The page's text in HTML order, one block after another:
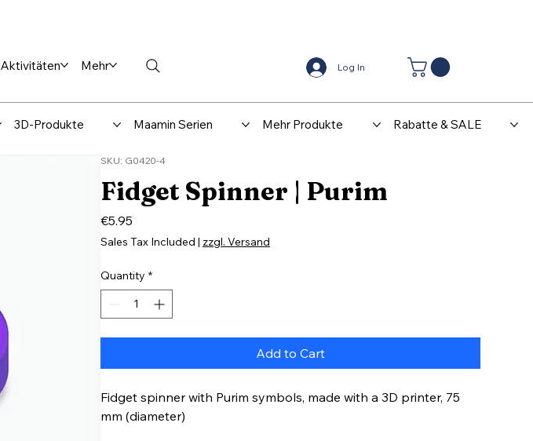
Aktivitäten Mehr Log In
3D-Produkte Maamin Serien Mehr Produkte Rabatte & SALE
SKU: G0420-4
Fidget Spinner | Purim
€5.95Price
Sales Tax Included | zzgl. Versand
Quantity *
Add to Cart
Fidget spinner with Purim symbols, made with a 3D printer, 75
mm (diameter)